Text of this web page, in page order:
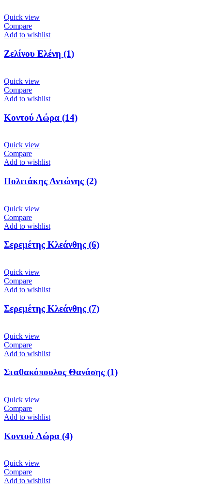
Quick view
Compare
Add to wishlist
Ζελίνου Ελένη (1)
Quick view
Compare
Add to wishlist
Κοντού Λώρα (14)
Quick view
Compare
Add to wishlist
Πολιτάκης Αντώνης (2)
Quick view
Compare
Add to wishlist
Σερεμέτης Κλεάνθης (6)
Quick view
Compare
Add to wishlist
Σερεμέτης Κλεάνθης (7)
Quick view
Compare
Add to wishlist
Σταθακόπουλος Θανάσης (1)
Quick view
Compare
Add to wishlist
Κοντού Λώρα (4)
Quick view
Compare
Add to wishlist